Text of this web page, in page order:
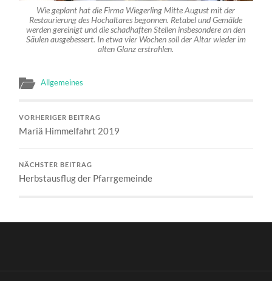
Wie geplant hat die Firma Wiegerling Mitte August mit der
Restaurierung des Hochaltares begonnen. Retabel und Gemälde
werden gereinigt und die schadhaften Stellen insbesondere an den
Säulen ausgebessert. In etwa vier Wochen soll der Altar wieder im
alten Glanz erstrahlen.
Allgemeines
VORHERIGER BEITRAG
Mariä Himmelfahrt 2019
NÄCHSTER BEITRAG
Herbstausflug der Pfarrgemeinde